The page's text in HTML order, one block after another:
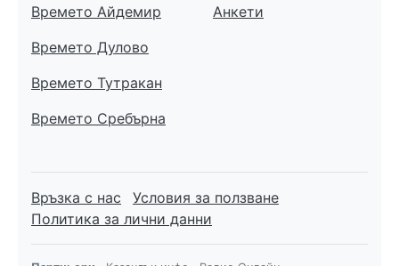
Времето Айдемир
Времето Дулово
Времето Тутракан
Времето Сребърна
Анкети
Връзка с нас
Условия за ползване
Политика за лични данни